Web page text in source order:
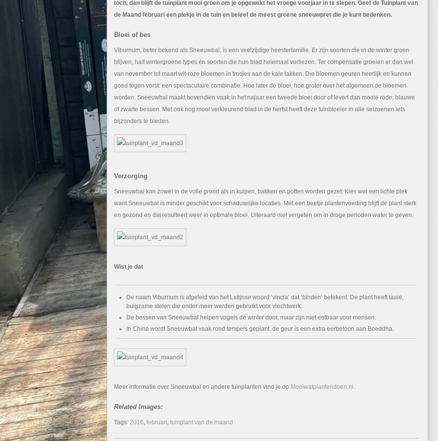
toch, dan blijft de tuinplant mooi groen om je opgewekt het vroege voorjaar in te slepen. Geef de Tuinplant van
de Maand februari een plekje in de tuin en beleef de meest groene sneeuwpret die je kunt bedenken.
Bloei of bes
Viburnum, beter bekend als Sneeuwbal, is een veelzijdige heesterfamilie. Er zijn soorten die in de winter groen
blijven, half wintergroene types én soorten die hun blad helemaal verliezen. Ter compensatie groeien er dan wel
van november tot maart wit-roze bloemen in trosjes aan de kale takken. Die bloemen geuren heerlijk en kunnen
goed tegen vorst: een spectaculaire combinatie. Hoe later de bloei, hoe groter over het algemeen de bloemen
worden. Sneeuwbal maakt bovendien vaak in het najaar een tweede bloei door of levert dan mooie rode, blauwe
of zwarte bessen. Met ook nog mooi verkleurend blad in de herfst heeft deze tuinbloeier in alle seizoenen iets
bijzonders te bieden.
Verzorging
Sneeuwbal kan zowel in de volle grond als in kuipen, bakken en potten worden gezet. Kies wel een lichte plek
want Sneeuwbal is minder geschikt voor schaduwrijke locaties. Met een beetje plantenvoeding blijft de plant sterk
en gezond en dat resulteert weer in optimale bloei. Uiteraard niet vergeten om in droge perioden water te geven.
Wist je dat
De naam Viburnum is afgeleid van het Latijnse woord ‘vincia’ dat ‘binden’ betekent. De plant heeft taaie,
buigzame stelen die onder meer werden gebruikt voor vlechtwerk.
De bessen van Sneeuwbal helpen vogels de winter door, maar zijn niet eetbaar voor mensen.
In China wordt Sneeuwbal vaak rond tempels geplant: de geur is een extra eerbetoon aan Boeddha.
Meer informatie over Sneeuwbal en andere tuinplanten vind je op Mooiwatplantendoen.nl.
Related Images:
Tags: 2016, februari, tuinplant van de maand